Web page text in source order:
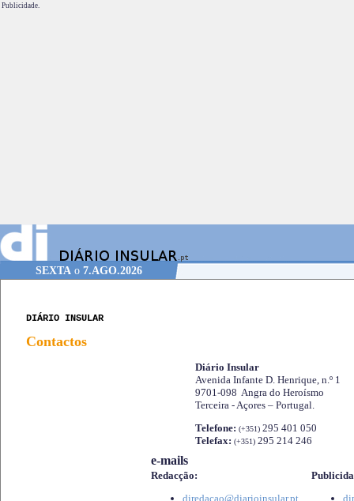
Publicidade.
SEXTA o 7.AGO.2026
DIÁRIO INSULAR
Contactos
Diário Insular
Avenida Infante D. Henrique, n.º 1
9701-098 Angra do Heroísmo
Terceira - Açores – Portugal.
Telefone: (+351) 295 401 050
Telefax: (+351) 295 214 246
e-mails
Redacção:
diredacao@diarioinsular.pt